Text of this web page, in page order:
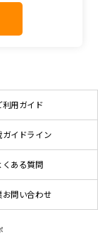
利用ガイド
ガイドライン
くある質問
お問い合わせ